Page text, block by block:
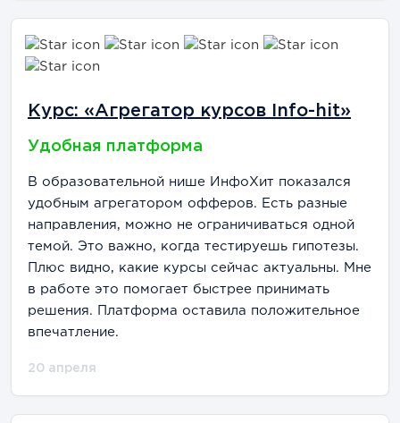
Курс: «Агрегатор курсов Info-hit»
Удобная платформа
В образовательной нише ИнфоХит показался
удобным агрегатором офферов. Есть разные
направления, можно не ограничиваться одной
темой. Это важно, когда тестируешь гипотезы.
Плюс видно, какие курсы сейчас актуальны. Мне
в работе это помогает быстрее принимать
решения. Платформа оставила положительное
впечатление.
20 апреля